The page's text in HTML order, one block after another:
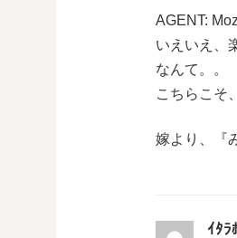
シ
ョ
ン
AGENT:
いえいえ、
なんて。。
こちらこそ
嫁より、『
ｲﾀﾗ